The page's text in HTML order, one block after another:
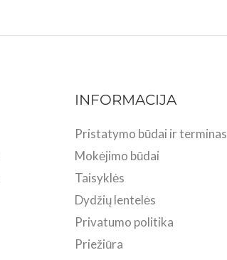
INFORMACIJA
Pristatymo būdai ir terminas
Mokėjimo būdai
Taisyklės
Dydžių lentelės
Privatumo politika
Priežiūra